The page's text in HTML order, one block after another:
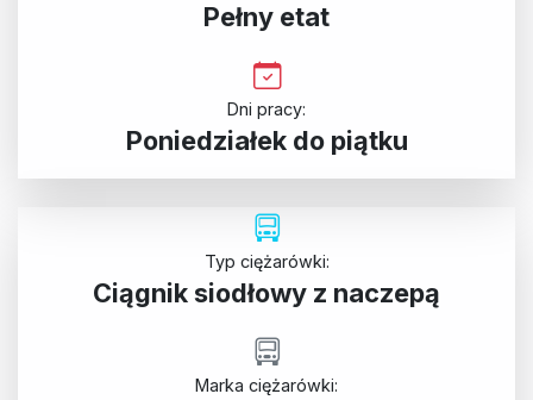
Pełny etat
Dni pracy:
Poniedziałek do piątku
Typ ciężarówki:
Ciągnik siodłowy z naczepą
Marka ciężarówki: